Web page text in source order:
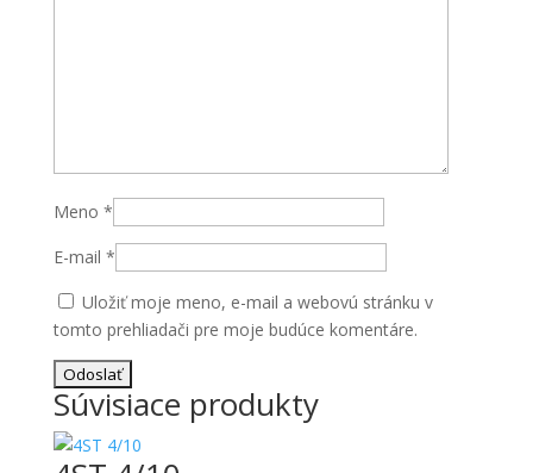
Meno *
E-mail *
Uložiť moje meno, e-mail a webovú stránku v
tomto prehliadači pre moje budúce komentáre.
Súvisiace produkty